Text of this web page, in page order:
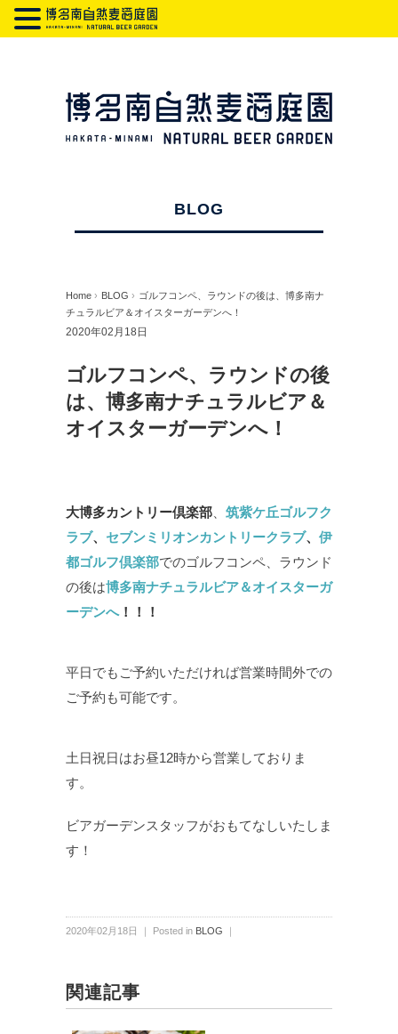
BLOG
Home › BLOG › ゴルフコンペ、ラウンドの後は、博多南ナ
チュラルビア＆オイスターガーデンへ！
2020年02月18日
ゴルフコンペ、ラウンドの後
は、博多南ナチュラルビア＆
オイスターガーデンへ！
大博多カントリー倶楽部
筑紫ケ丘ゴルフク
ラブ、 セブンミリオンカントリークラブ、 伊
都ゴルフ倶楽部でのゴルフコンペ、ラウンド
の後は博多南ナチュラルビア＆オイスターガ
ーデンへ！！！
平日でもご予約いただければ営業時間外での
ご予約も可能です。
土日祝日はお昼12時から営業しておりま
す。
ビアガーデンスタッフがおもてなしいたしま
す！
2020年02月18日 ｜ Posted in BLOG ｜
関連記事